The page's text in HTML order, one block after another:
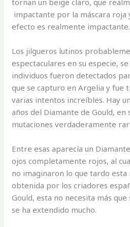
impactante por la máscara roja
efecto es realmente impactante.
Los jilgueros lutinos
espectaculares en su especie,
individuos fueron detectados
que se capturo en Argelia y fue
varias intentos increíbles. Hay
años del Diamante de Gould,
mutaciones verdaderamente
Entre esas aparecía un
ojos completamente rojos, al
no imaginaron lo que tardo esta
obtenida por los criadores
Gould, esta no necesita más
se ha extendido mucho.